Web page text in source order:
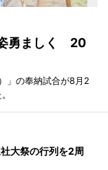
勇ましく 20
」の奉納試合が8月2
大祭の行列を2周